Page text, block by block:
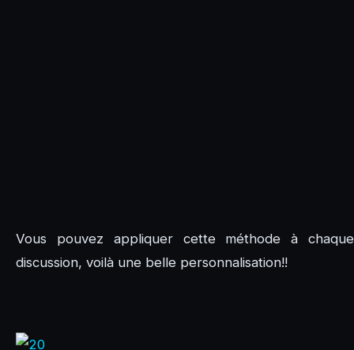
Vous pouvez appliquer cette méthode à chaque
discussion, voilà une belle personnalisation!!